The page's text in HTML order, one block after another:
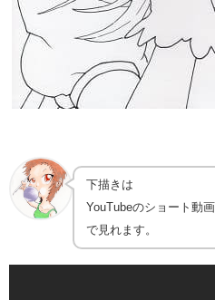
下描きは
YouTubeのショート動画
で見れます。